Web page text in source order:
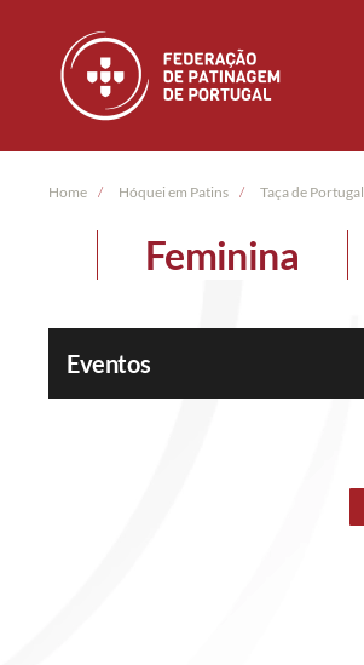
Skip to main content
Home Hóquei em Patins Taça de Portugal
Feminina
Eventos